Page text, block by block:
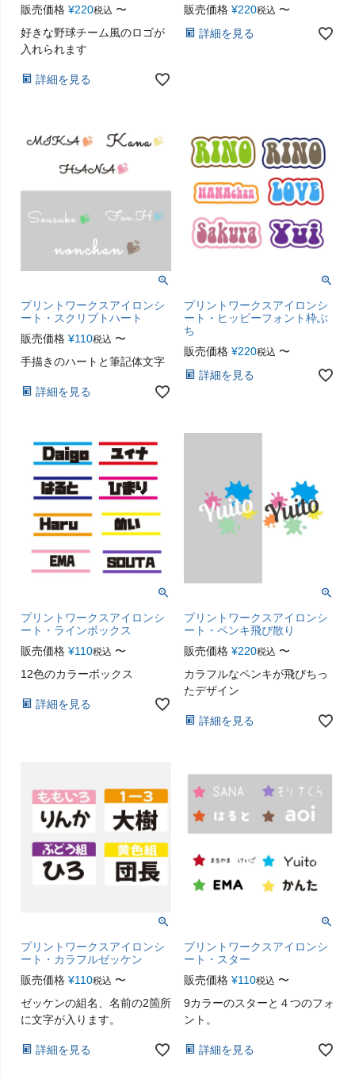
販売価格 ¥220税込 〜
好きな野球チーム風のロゴが
入れられます
詳細を見る
販売価格 ¥220税込 〜
詳細を見る
プリントワークスアイロンシ
ート・スクリプトハート
販売価格 ¥110税込 〜
手描きのハートと筆記体文字
詳細を見る
プリントワークスアイロンシ
ート・ヒッピーフォント枠ぶ
ち
販売価格 ¥220税込 〜
詳細を見る
プリントワークスアイロンシ
ート・ラインボックス
販売価格 ¥110税込 〜
12色のカラーボックス
詳細を見る
プリントワークスアイロンシ
ート・ペンキ飛び散り
販売価格 ¥220税込 〜
カラフルなペンキが飛びちっ
たデザイン
詳細を見る
プリントワークスアイロンシ
ート・カラフルゼッケン
販売価格 ¥110税込 〜
ゼッケンの組名、名前の2箇所
に文字が入ります。
詳細を見る
プリントワークスアイロンシ
ート・スター
販売価格 ¥110税込 〜
9カラーのスターと４つのフォ
ント。
詳細を見る